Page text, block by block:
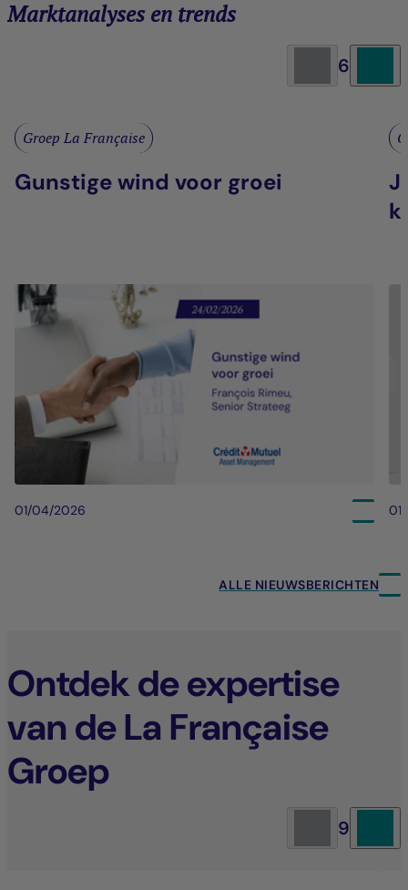
Marktanalyses en trends
6
Groep La Française
Gunstige wind voor groei
01/04/2026
ALLE NIEUWSBERICHTEN
Ontdek de expertise
van de La Française
Groep
9